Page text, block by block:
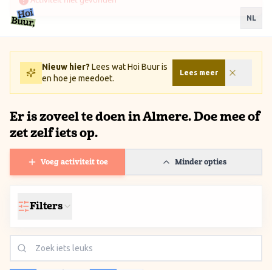
Ga naar inhoud / Skip to content
NL
Nieuw hier? Lees wat Hoi Buur is
en hoe je meedoet.
Lees meer
Er is zoveel te doen in Almere. Doe mee of
zet zelf iets op.
Voeg activiteit toe Minder opties
Filters